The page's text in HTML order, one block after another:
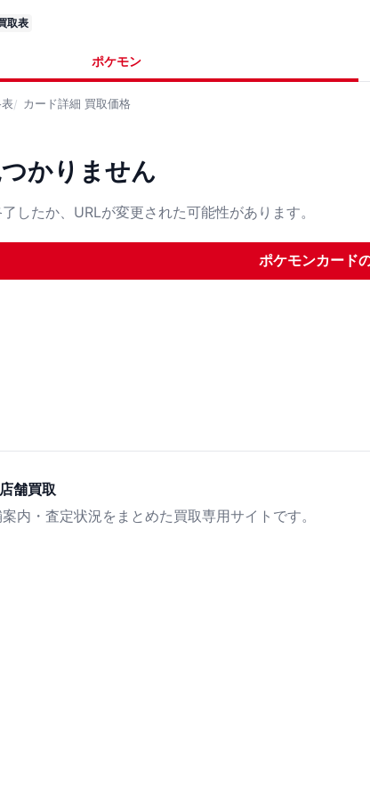
取表
ポケモン
カード詳細 買取価格
かりません
したか、URLが変更された可能性があります。
ポケモンカード
舗買取
内・査定状況をまとめた買取専用サイトです。